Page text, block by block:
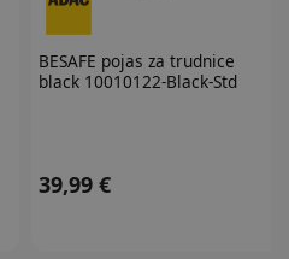
BESAFE pojas za trudnice
black 10010122-Black-Std
39,99 €